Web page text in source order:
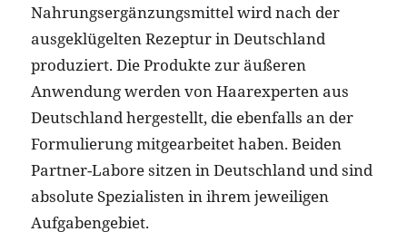
Nahrungsergänzungsmittel wird nach der
ausgeklügelten Rezeptur in Deutschland
produziert. Die Produkte zur äußeren
Anwendung werden von Haarexperten aus
Deutschland hergestellt, die ebenfalls an der
Formulierung mitgearbeitet haben. Beiden
Partner-Labore sitzen in Deutschland und sind
absolute Spezialisten in ihrem jeweiligen
Aufgabengebiet.